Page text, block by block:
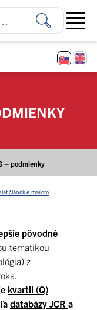
Open
– podmienky
článok e-mailom
pôvodné
tematikou
z
kvartil (Q)
databázy JCR a